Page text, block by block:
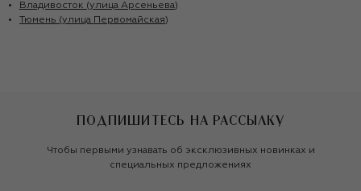
Владивосток (улица Арсеньева)
Тюмень (улица Первомайская)
ПОДПИШИТЕСЬ НА РАССЫЛКУ
Чтобы первыми узнавать об эксклюзивных новинках и
специальных предложениях